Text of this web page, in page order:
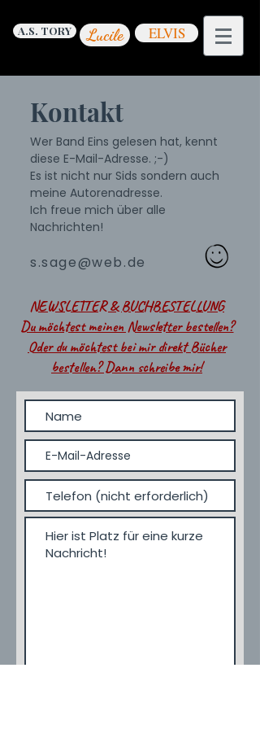
A.S. TORY Lucile ELVIS
Kontakt
Wer Band Eins gelesen hat, kennt
diese E-Mail-Adresse. ;-)
Es ist nicht nur Sids sondern auch
meine Autorenadresse.
Ich freue mich über alle
Nachrichten!
s.sage@web.de
NEWSLETTER & BUCHBESTELLUNG
Du möchtest meinen Newsletter bestellen?
Oder du möchtest bei mir direkt Bücher
bestellen? Dann schreibe mir!